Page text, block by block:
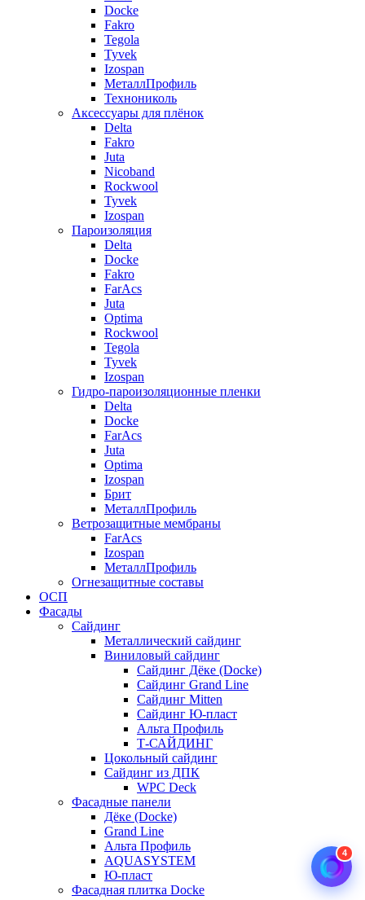
Docke
Fakro
Tegola
Tyvek
Izospan
МеталлПрофиль
Технониколь
Аксессуары для плёнок
Delta
Fakro
Juta
Nicoband
Rockwool
Tyvek
Izospan
Пароизоляция
Delta
Docke
Fakro
FarAcs
Juta
Optima
Rockwool
Tegola
Tyvek
Izospan
Гидро-пароизоляционные пленки
Delta
Docke
FarAcs
Juta
Optima
Izospan
Брит
МеталлПрофиль
Ветрозащитные мембраны
FarAcs
Izospan
МеталлПрофиль
Огнезащитные составы
ОСП
Фасады
Сайдинг
Металлический сайдинг
Виниловый сайдинг
Сайдинг Дёке (Docke)
Сайдинг Grand Line
Сайдинг Mitten
Сайдинг Ю-пласт
Альта Профиль
Т-САЙДИНГ
Цокольный сайдинг
Сайдинг из ДПК
WPC Deck
Фасадные панели
Дёке (Docke)
Grand Line
Альта Профиль
AQUASYSTEM
Ю-пласт
Фасадная плитка Docke
4